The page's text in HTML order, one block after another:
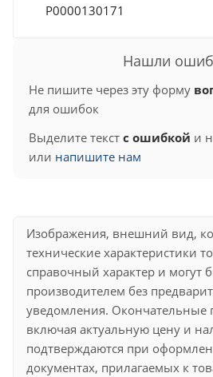
Р0000130171
Нашли
Не пишите через эту форму
для ошибок
Выделите текст с ошибкой и
или напишите нам
Изображения, внешний вид,
технические характеристики
справочный характер и могут
производителем без
уведомления. Окончательные
включая актуальную цену и
подтверждаются при
документах, прилагаемых к